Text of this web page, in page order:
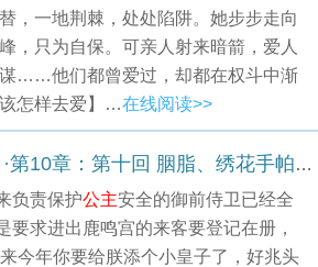
，一地荆棘，处处陷阱。她步步走向
，只为自保。可亲人射来暗箭，爱人
……他们都曾爱过，却都在权斗中渐
怎样去爱】…在线阅读>>
《穿越千年的爱恋》·第10章：第十回 胭脂、绣花手帕、幸福铜钱
负责保护公主安全的御前侍卫已经全
要求进出鹿鸣宫的来客要登记在册，
来今年你要给朕添个小皇子了，好兆头